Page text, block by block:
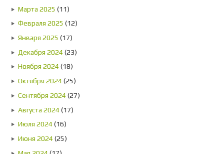
Марта 2025 (11)
Февраля 2025 (12)
Января 2025 (17)
Декабря 2024 (23)
Ноября 2024 (18)
Октября 2024 (25)
Сентября 2024 (27)
Августа 2024 (17)
Июля 2024 (16)
Июня 2024 (25)